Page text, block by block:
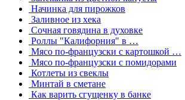
Начинка для пирожков
Заливное из хека
Сочная говядина в духовке
Роллы "Калифорния" в …
Мясо по-французски с картошкой …
Мясо по-французски с помидорами
Котлеты из свеклы
Минтай в сметане
Как варить сгущенку в банке